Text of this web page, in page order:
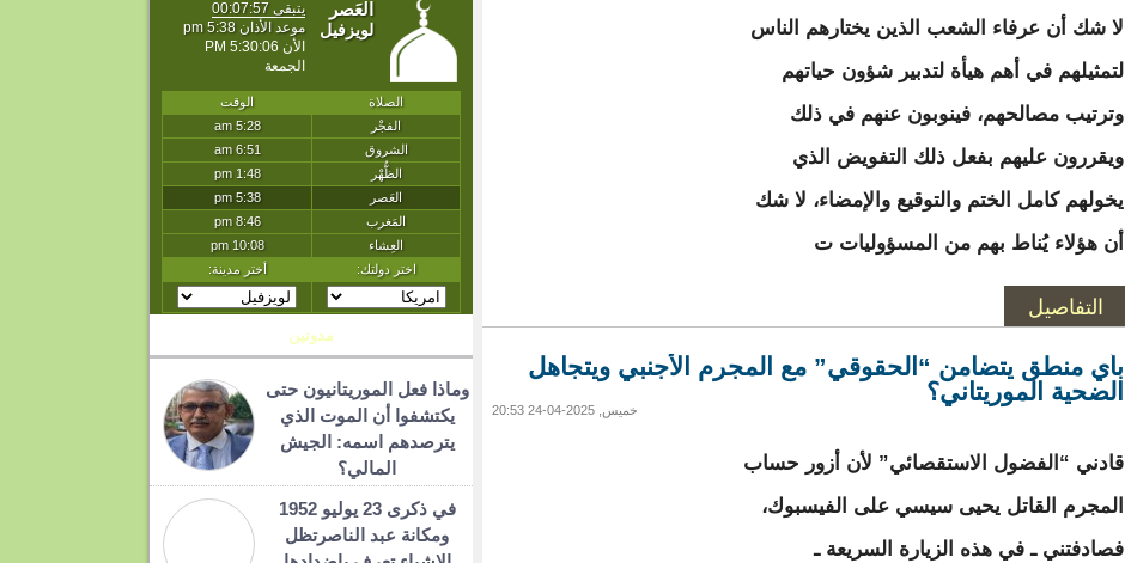
لا شك أن عرفاء الشعب الذين يختارهم الناس
لتمثيلهم في أهم هيأة لتدبير شؤون حياتهم
وترتيب مصالحهم، فينوبون عنهم في ذلك
ويقررون عليهم بفعل ذلك التفويض الذي
يخولهم كامل الختم والتوقيع والإمضاء، لا شك
أن هؤلاء يُناط بهم من المسؤوليات ت
التفاصيل
بأي منطق يتضامن “الحقوقي” مع المجرم الأجنبي ويتجاهل
الضحية الموريتاني؟
خميس, 2025-04-24 20:53
قادني “الفضول الاستقصائي” لأن أزور حساب
المجرم القاتل يحيى سيسي على الفيسبوك،
فصادفتني ـ في هذه الزيارة السريعة ـ
مدونين
وماذا فعل الموريتانيون حتى
يكتشفوا أن الموت الذي
يترصدهم اسمه: الجيش
المالي؟
في ذكرى 23 يوليو 1952
ومكانة عبد الناصرتظل